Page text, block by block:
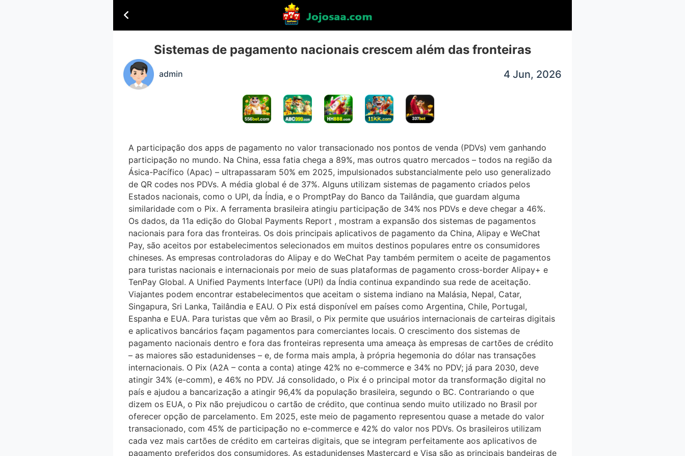
Sistemas de pagamento nacionais crescem além das fronteiras
admin 4 Jun, 2026
A participação dos apps de pagamento no valor transacionado nos pontos de venda (PDVs) vem ganhando
participação no mundo. Na China, essa fatia chega a 89%, mas outros quatro mercados – todos na região da
Ásica-Pacífico (Apac) – ultrapassaram 50% em 2025, impulsionados substancialmente pelo uso generalizado
de QR codes nos PDVs. A média global é de 37%. Alguns utilizam sistemas de pagamento criados pelos
Estados nacionais, como o UPI, da Índia, e o PromptPay do Banco da Tailândia, que guardam alguma
similaridade com o Pix. A ferramenta brasileira atingiu participação de 34% nos PDVs e deve chegar a 46%.
Os dados, da 11a edição do Global Payments Report , mostram a expansão dos sistemas de pagamentos
nacionais para fora das fronteiras. Os dois principais aplicativos de pagamento da China, Alipay e WeChat
Pay, são aceitos por estabelecimentos selecionados em muitos destinos populares entre os consumidores
chineses. As empresas controladoras do Alipay e do WeChat Pay também permitem o aceite de pagamentos
para turistas nacionais e internacionais por meio de suas plataformas de pagamento cross-border Alipay+ e
TenPay Global. A Unified Payments Interface (UPI) da Índia continua expandindo sua rede de aceitação.
Viajantes podem encontrar estabelecimentos que aceitam o sistema indiano na Malásia, Nepal, Catar,
Singapura, Sri Lanka, Tailândia e EAU. O Pix está disponível em países como Argentina, Chile, Portugal,
Espanha e EUA. Para turistas que vêm ao Brasil, o Pix permite que usuários internacionais de carteiras digitais
e aplicativos bancários façam pagamentos para comerciantes locais. O crescimento dos sistemas de
pagamento nacionais dentro e fora das fronteiras representa uma ameaça às empresas de cartões de crédito
– as maiores são estadunidenses – e, de forma mais ampla, à própria hegemonia do dólar nas transações
internacionais. O Pix (A2A – conta a conta) atinge 42% no e-commerce e 34% no PDV; já para 2030, deve
atingir 34% (e-comm), e 46% no PDV. Já consolidado, o Pix é o principal motor da transformação digital no
país e ajudou a bancarização a atingir 96,4% da população brasileira, segundo o BC. Contrariando o que
dizem os EUA, o Pix não prejudicou o cartão de crédito, que continua sendo muito utilizado no Brasil por
oferecer opção de parcelamento. Em 2025, este meio de pagamento representou quase a metade do valor
transacionado, com 45% de participação no e-commerce e 42% do valor nos PDVs. Os brasileiros utilizam
cada vez mais cartões de crédito em carteiras digitais, que se integram perfeitamente aos aplicativos de
pagamento preferidos dos consumidores. As estadunidenses Mastercard e Visa são as principais bandeiras de